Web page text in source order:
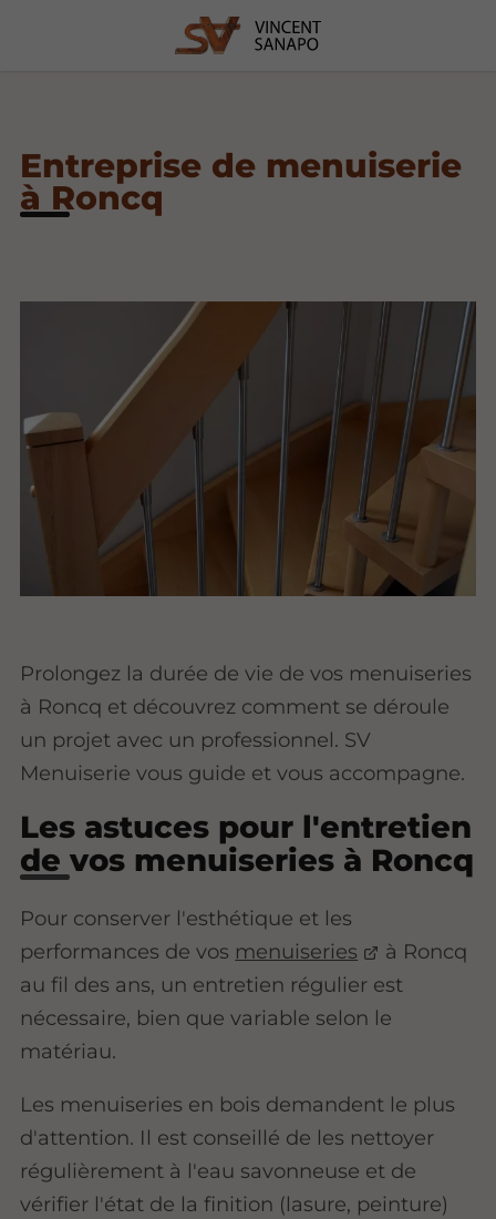
Entreprise de menuiserie
à Roncq
Prolongez la durée de vie de vos menuiseries
à Roncq et découvrez comment se déroule
un projet avec un professionnel. SV
Menuiserie vous guide et vous accompagne.
Les astuces pour l'entretien
de vos menuiseries à Roncq
Pour conserver l'esthétique et les
performances de vos menuiseries
à Roncq
au fil des ans, un entretien régulier est
nécessaire, bien que variable selon le
matériau.
Les menuiseries en bois demandent le plus
d'attention. Il est conseillé de les nettoyer
régulièrement à l'eau savonneuse et de
vérifier l'état de la finition (lasure, peinture)